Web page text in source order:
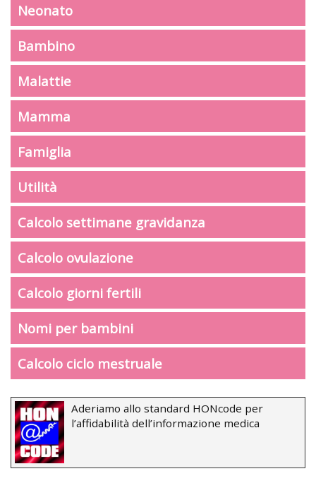
Neonato
Bambino
Malattie
Mamma
Famiglia
Utilità
Calcolo settimane gravidanza
Calcolo ovulazione
Calcolo giorni fertili
Nomi per bambini
Calcolo ciclo mestruale
Aderiamo allo standard HONcode per
l’affidabilità dell’informazione medica